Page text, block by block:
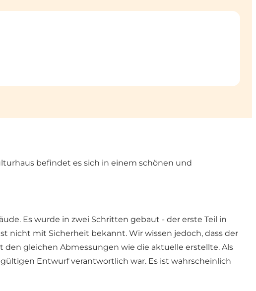
befindet es sich in einem schönen und
Es wurde in zwei Schritten gebaut - der erste Teil in
nicht mit Sicherheit bekannt. Wir wissen jedoch, dass der
den gleichen Abmessungen wie die aktuelle erstellte. Als
Entwurf verantwortlich war. Es ist wahrscheinlich